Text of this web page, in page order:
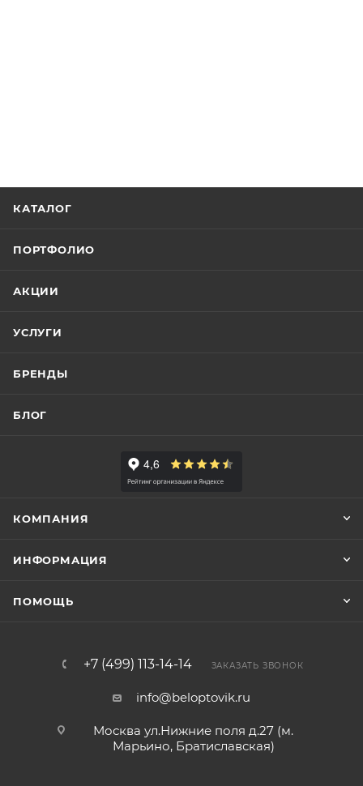
КАТАЛОГ
ПОРТФОЛИО
АКЦИИ
УСЛУГИ
БРЕНДЫ
БЛОГ
КОМПАНИЯ
ИНФОРМАЦИЯ
ПОМОЩЬ
+7 (499) 113-14-14 ЗАКАЗАТЬ ЗВОНОК
info@beloptovik.ru
Москва ул.Нижние поля д.27 (м.
Марьино, Братиславская)